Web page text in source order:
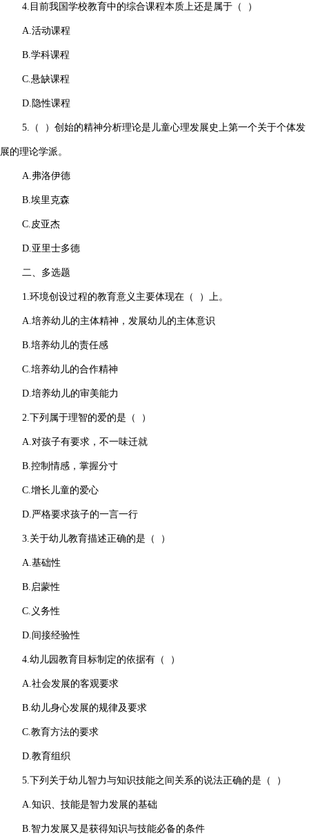
4.目前我国学校教育中的综合课程本质上还是属于（ ）
A.活动课程
B.学科课程
C.悬缺课程
D.隐性课程
5.（ ）创始的精神分析理论是儿童心理发展史上第一个关于个体发
展的理论学派。
A.弗洛伊德
B.埃里克森
C.皮亚杰
D.亚里士多德
二、多选题
1.环境创设过程的教育意义主要体现在（ ）上。
A.培养幼儿的主体精神，发展幼儿的主体意识
B.培养幼儿的责任感
C.培养幼儿的合作精神
D.培养幼儿的审美能力
2.下列属于理智的爱的是（ ）
A.对孩子有要求，不一味迁就
B.控制情感，掌握分寸
C.增长儿童的爱心
D.严格要求孩子的一言一行
3.关于幼儿教育描述正确的是（ ）
A.基础性
B.启蒙性
C.义务性
D.间接经验性
4.幼儿园教育目标制定的依据有（ ）
A.社会发展的客观要求
B.幼儿身心发展的规律及要求
C.教育方法的要求
D.教育组织
5.下列关于幼儿智力与知识技能之间关系的说法正确的是（ ）
A.知识、技能是智力发展的基础
B.智力发展又是获得知识与技能必备的条件